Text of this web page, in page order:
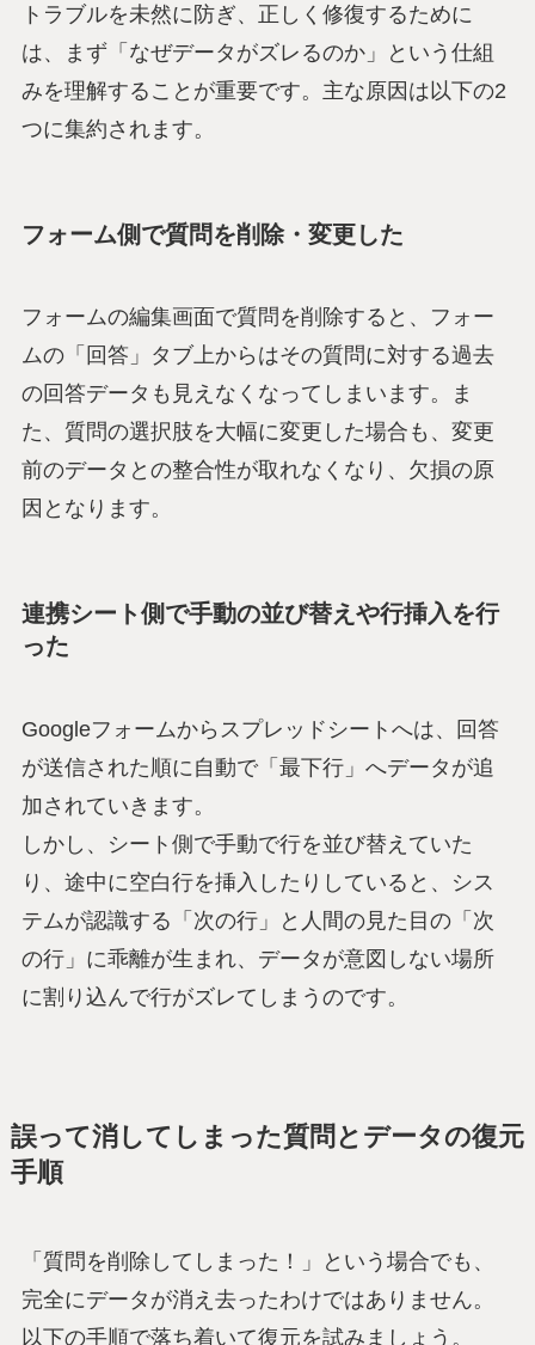
トラブルを未然に防ぎ、正しく修復するために
は、まず「なぜデータがズレるのか」という仕組
みを理解することが重要です。主な原因は以下の2
つに集約されます。
フォーム側で質問を削除・変更した
フォームの編集画面で質問を削除すると、フォー
ムの「回答」タブ上からはその質問に対する過去
の回答データも見えなくなってしまいます。ま
た、質問の選択肢を大幅に変更した場合も、変更
前のデータとの整合性が取れなくなり、欠損の原
因となります。
連携シート側で手動の並び替えや行挿入を行
った
Googleフォームからスプレッドシートへは、回答
が送信された順に自動で「最下行」へデータが追
加されていきます。
しかし、シート側で手動で行を並び替えていた
り、途中に空白行を挿入したりしていると、シス
テムが認識する「次の行」と人間の見た目の「次
の行」に乖離が生まれ、データが意図しない場所
に割り込んで行がズレてしまうのです。
誤って消してしまった質問とデータの復元
手順
「質問を削除してしまった！」という場合でも、
完全にデータが消え去ったわけではありません。
以下の手順で落ち着いて復元を試みましょう。